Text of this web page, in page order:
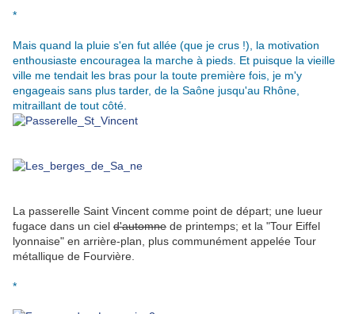
*
Mais quand la pluie s'en fut allée (que je crus !), la motivation
enthousiaste encouragea la marche à pieds. Et puisque la vieille
ville me tendait les bras pour la toute première fois, je m'y
engageais sans plus tarder, de la Saône jusqu'au Rhône,
mitraillant de tout côté.
La passerelle Saint Vincent comme point de départ; une lueur
fugace dans un ciel d'automne de printemps; et la "Tour Eiffel
lyonnaise" en arrière-plan, plus communément appelée Tour
métallique de Fourvière.
*